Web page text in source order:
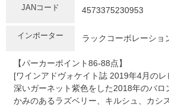
JANコード 4573375230953
インポーター ラックコーポレーショ
【パーカーポイント86-88点】
[ワインアドヴォケイト誌 2019年4月のレ
深いガーネット紫色をした2018年のバロ
かみのあるラズベリー、キルシュ、カシ